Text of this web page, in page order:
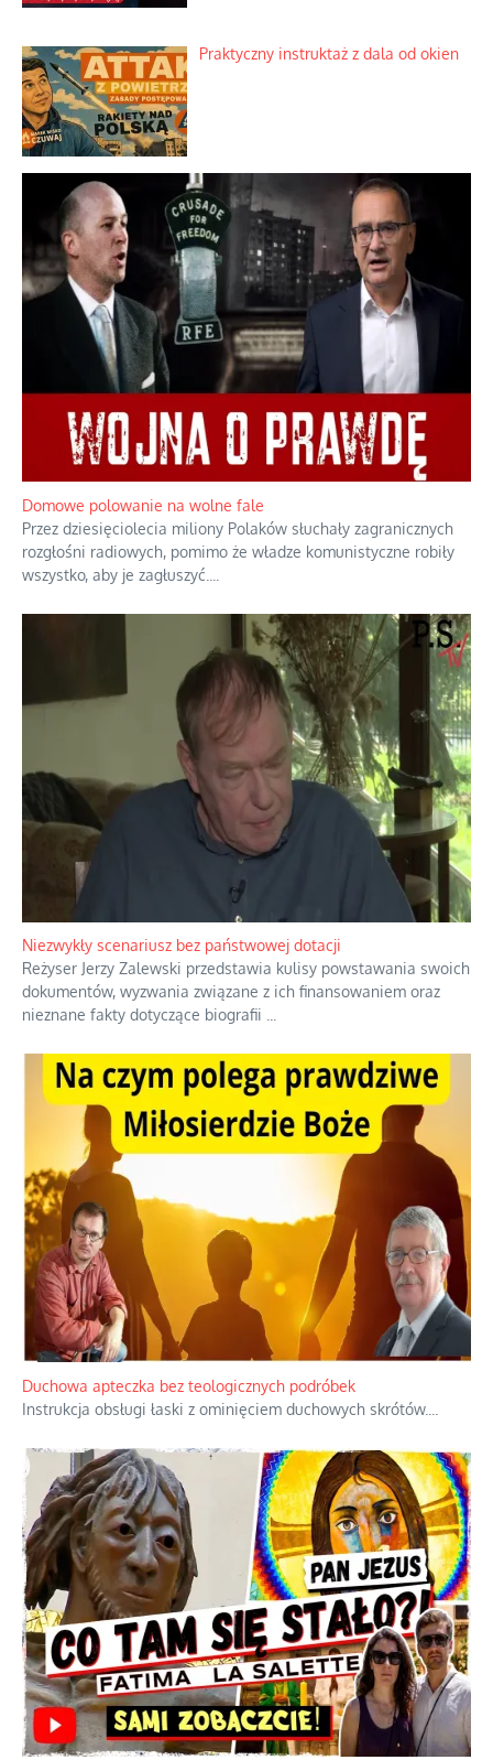
Praktyczny instruktaż z dala od okien
Domowe polowanie na wolne fale
Przez dziesięciolecia miliony Polaków słuchały zagranicznych
rozgłośni radiowych, pomimo że władze komunistyczne robiły
wszystko, aby je zagłuszyć.
Niezwykły scenariusz bez państwowej dotacji
Reżyser Jerzy Zalewski przedstawia kulisy powstawania swoich
dokumentów, wyzwania związane z ich finansowaniem oraz
nieznane fakty dotyczące biografii
Duchowa apteczka bez teologicznych podróbek
Instrukcja obsługi łaski z ominięciem duchowych skrótów.